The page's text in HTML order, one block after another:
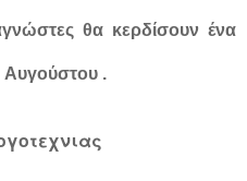
θα κερδίσουν ένα
Αυγούστου .